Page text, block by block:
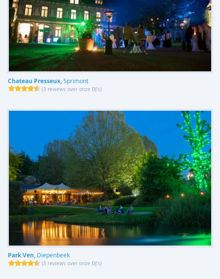
Chateau Presseux,Sprimont
(3 reviews over onze DJ's)
Park Ven, Diepenbeek
(3 reviews over onze DJ's)